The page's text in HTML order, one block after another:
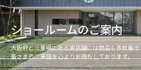
ショールームのご案内
大阪府と三重県にある実店舗には商品も多数展
皆さまのご来店を心よりお待ちしております。